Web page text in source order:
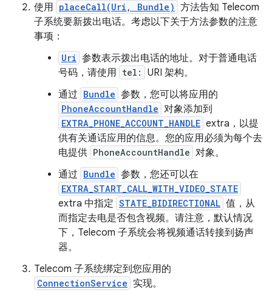
使用 placeCall(Uri, Bundle) 方法告知 Telecom
子系统要新拨出电话。考虑以下关于方法参数的注意
事项：
Uri 参数表示拨出电话的地址。对于普通电话
号码，请使用 tel:
URI 架构。
通过 Bundle 参数，您可以将应用的
PhoneAccountHandle 对象添加到
EXTRA_PHONE_ACCOUNT_HANDLE extra，以提
供有关通话应用的信息。您的应用必须为每个去
电提供 PhoneAccountHandle 对象。
通过 Bundle 参数，您还可以在
EXTRA_START_CALL_WITH_VIDEO_STATE
extra 中指定 STATE_BIDIRECTIONAL 值，从
而指定去电是否包含视频。请注意，默认情况
下，Telecom 子系统会将视频通话转接到扬声
器。
Telecom 子系统绑定到您应用的
ConnectionService 实现。